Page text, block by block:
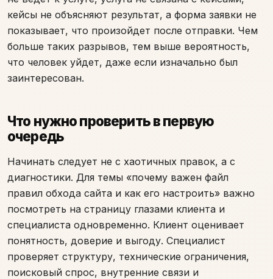
кейсы не объясняют результат, а форма заявки не
показывает, что произойдет после отправки. Чем
больше таких разрывов, тем выше вероятность,
что человек уйдет, даже если изначально был
заинтересован.
Что нужно проверить в первую
очередь
Начинать следует не с хаотичных правок, а с
диагностики. Для темы «почему важен файл
правил обхода сайта и как его настроить» важно
посмотреть на страницу глазами клиента и
специалиста одновременно. Клиент оценивает
понятность, доверие и выгоду. Специалист
проверяет структуру, технические ограничения,
поисковый спрос, внутренние связи и